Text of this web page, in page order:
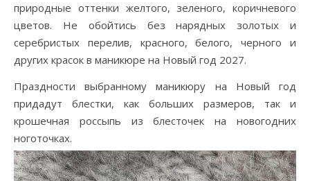
природные оттенки желтого, зеленого, коричневого
цветов. Не обойтись без нарядных золотых и
серебристых перелив, красного, белого, черного и
других красок в маникюре на Новый год 2027.
Праздности выбранному маникюру на Новый год
придадут блестки, как больших размеров, так и
крошечная россыпь из блесточек на новогодних
ноготочках.